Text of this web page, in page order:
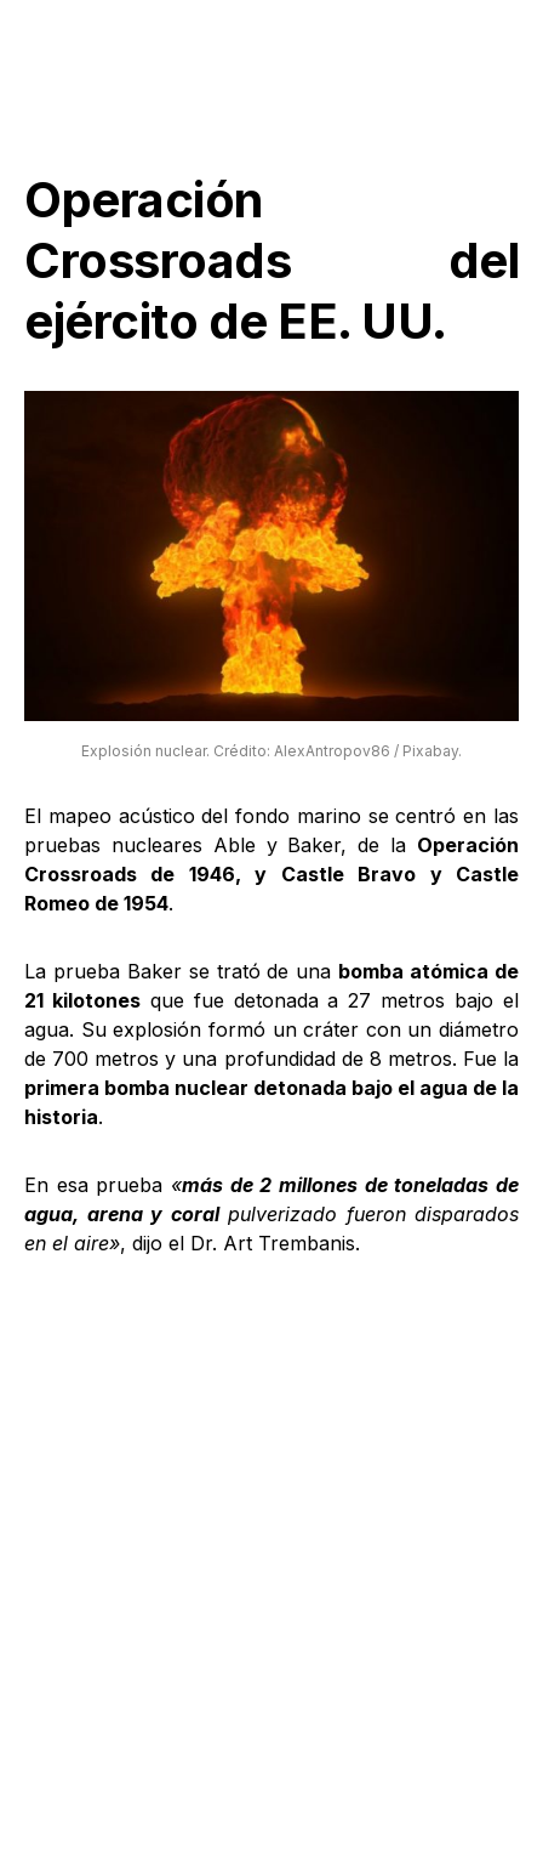
Operación
Crossroads del
ejército de EE. UU.
Explosión nuclear. Crédito: AlexAntropov86 / Pixabay.
El mapeo acústico del fondo marino se centró en las
pruebas nucleares Able y Baker, de la Operación
Crossroads de 1946, y Castle Bravo y Castle
Romeo de 1954.
La prueba Baker se trató de una bomba atómica de
21 kilotonesque fue detonada a 27 metros bajo el
agua. Su explosión formó un cráter con un diámetro
de 700 metros y una profundidad de 8 metros. Fue la
primera bomba nuclear detonada bajo el agua de la
historia.
En esa prueba «más de 2 millones de toneladas de
agua, arena y coralpulverizado fueron disparados
en el aire», dijo el Dr. Art Trembanis.